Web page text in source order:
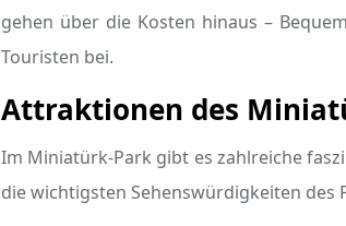
gehen über die Kosten hinaus –
Touristen bei.
Attraktionen des
Im Miniatürk-Park gibt es zahlreiche
die wichtigsten Sehenswürdigkeiten des